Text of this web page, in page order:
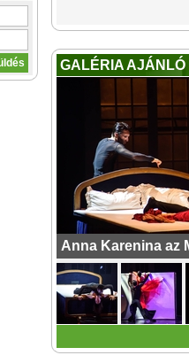
GALÉRIA AJÁNLÓ
Anna Karenina az